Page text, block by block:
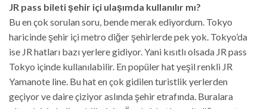
JR pass bileti şehir içi ulaşımda kullanılır mı?
Bu en çok sorulan soru, bende merak ediyordum. Tokyo
haricinde şehir içi metro diğer şehirlerde pek yok. Tokyo’da
ise JR hatları bazı yerlere gidiyor. Yani kısıtlı olsada JR pass
Tokyo içinde kullanılabilir. En popüler hat yeşil renkli JR
Yamanote line. Bu hat en çok gidilen turistlik yerlerden
geçiyor ve daire çiziyor aslında şehir etrafında. Buralara